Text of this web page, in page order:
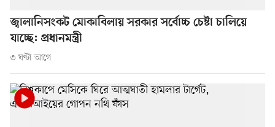
জ্বালানিসংকট মোকাবিলায় সরকার সর্বোচ্চ চেষ্টা চালিয়ে
যাচ্ছে: প্রধানমন্ত্রী
৩ ঘণ্টা আগে